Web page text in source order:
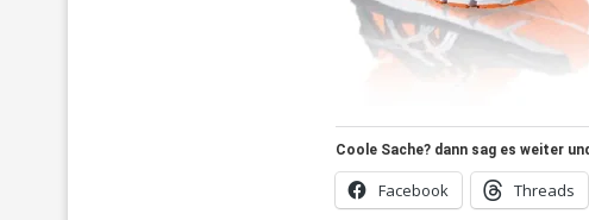
Coole Sache? dann sag es weiter
Facebook Threads